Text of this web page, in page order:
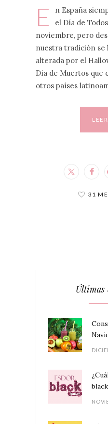
E
n España
el Día de
noviembre, pero
nuestra tradición se
alterada por el
Día de Muertos que
otros países
31
Últimas